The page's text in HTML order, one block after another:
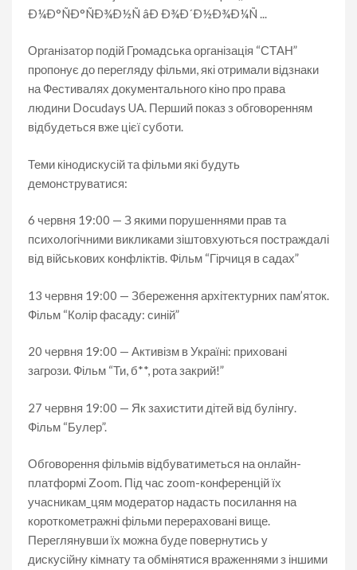
Організатор подій Громадська організація “СТАН”
пропонує до перегляду фільми, які отримали відзнаки
на Фестивалях документального кіно про права
людини Docudays UA. Перший показ з обговоренням
відбудеться вже цієї суботи.
Теми кінодискусій та фільми які будуть
демонструватися:
6 червня 19:00 — З якими порушеннями прав та
психологічними викликами зіштовхуються постраждалі
від військових конфліктів. Фільм “Гірчиця в садах”
13 червня 19:00 — Збереження архітектурних пам’яток.
Фільм “Колір фасаду: синій”
20 червня 19:00 — Активізм в Україні: приховані
загрози. Фільм “Ти, б**, рота закрий!”
27 червня 19:00 — Як захистити дітей від булінгу.
Фільм “Булер”.
Обговорення фільмів відбуватиметься на онлайн-
платформі Zoom. Під час zoom-конференцій їх
учасникам_цям модератор надасть посилання на
короткометражні фільми перераховані вище.
Переглянувши їх можна буде повернутись у
дискусійну кімнату та обмінятися враженнями з іншими